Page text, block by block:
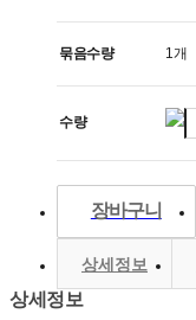
묶음수량 1개
수량
장바구니
상세정보
상세정보